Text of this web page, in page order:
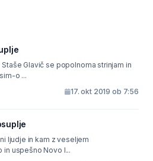
Glavič se popolnoma strinjam in
o ...
17. okt 2019 ob 7:56
ljudje in kam z veseljem
in uspešno Novo l...